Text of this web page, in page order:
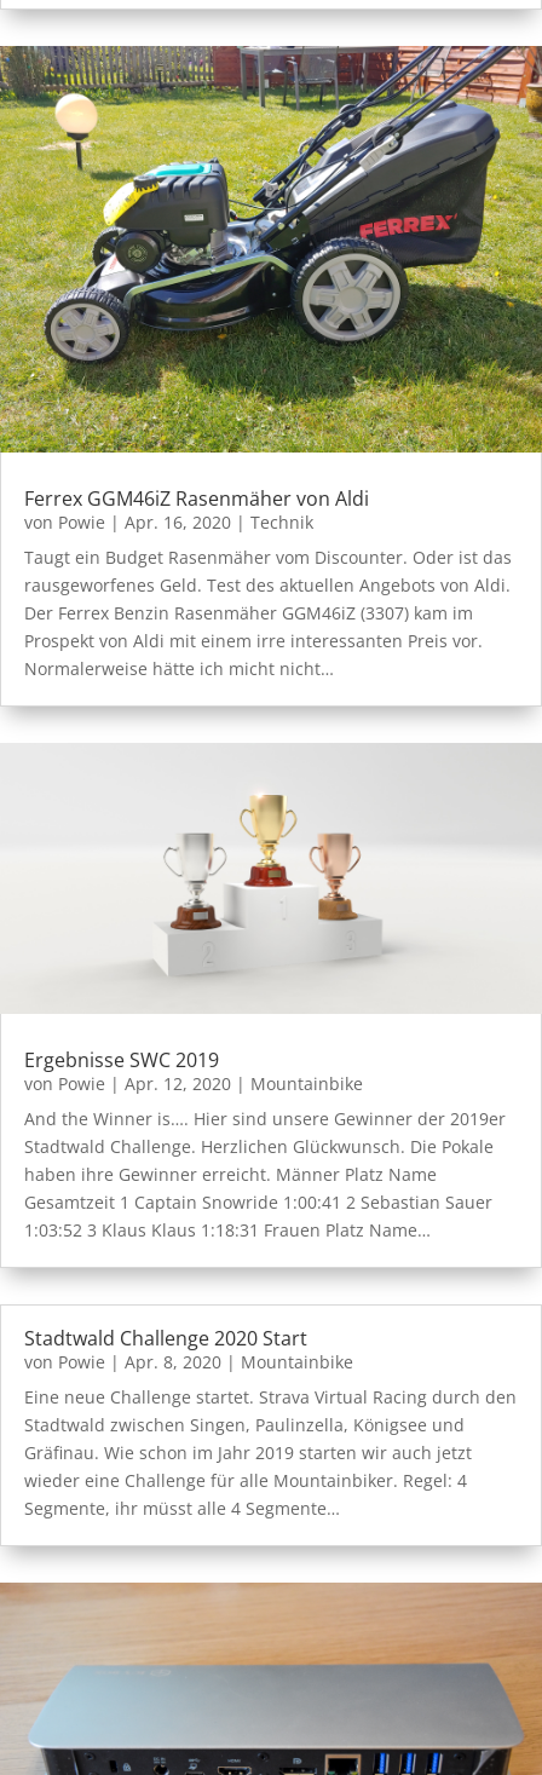
Ferrex GGM46iZ Rasenmäher von Aldi
von Powie | Apr. 16, 2020 | Technik
Taugt ein Budget Rasenmäher vom Discounter. Oder ist das
rausgeworfenes Geld. Test des aktuellen Angebots von Aldi.
Der Ferrex Benzin Rasenmäher GGM46iZ (3307) kam im
Prospekt von Aldi mit einem irre interessanten Preis vor.
Normalerweise hätte ich micht nicht…
Ergebnisse SWC 2019
von Powie | Apr. 12, 2020 | Mountainbike
And the Winner is…. Hier sind unsere Gewinner der 2019er
Stadtwald Challenge. Herzlichen Glückwunsch. Die Pokale
haben ihre Gewinner erreicht. Männer Platz Name
Gesamtzeit 1 Captain Snowride 1:00:41 2 Sebastian Sauer
1:03:52 3 Klaus Klaus 1:18:31 Frauen Platz Name…
Stadtwald Challenge 2020 Start
von Powie | Apr. 8, 2020 | Mountainbike
Eine neue Challenge startet. Strava Virtual Racing durch den
Stadtwald zwischen Singen, Paulinzella, Königsee und
Gräfinau. Wie schon im Jahr 2019 starten wir auch jetzt
wieder eine Challenge für alle Mountainbiker. Regel: 4
Segmente, ihr müsst alle 4 Segmente…